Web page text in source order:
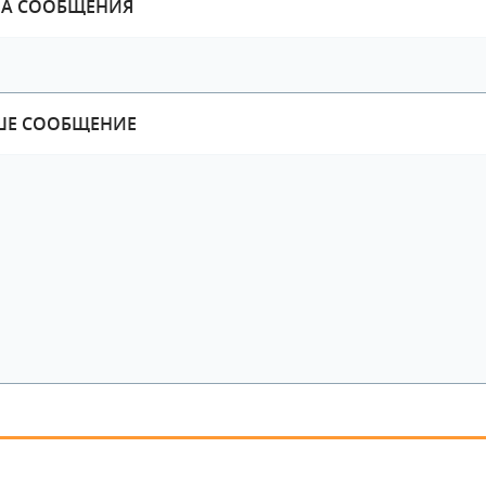
СООБЩЕНИЯ
СООБЩЕНИЕ